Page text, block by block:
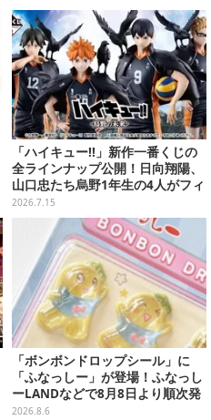
プリカードが付属
「ハイキュー!!」新作一番くじの
全ラインナップ公開！日向翔陽、
山口忠たち烏野1年生の4人がフィ
ギュアで集合
2026.7.15
「ボンボンドロップシール」に
「ふなっしー」が登場！ふなっし
ーLANDなどで8月8日より順次発
売
2026.8.6